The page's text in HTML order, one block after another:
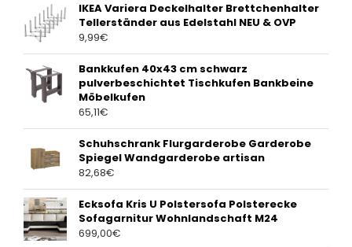
IKEA Variera Deckelhalter Brettchenhalter
Tellerständer aus Edelstahl NEU & OVP
9,99€
Bankkufen 40x43 cm schwarz
pulverbeschichtet Tischkufen Bankbeine
Möbelkufen
65,11€
Schuhschrank Flurgarderobe Garderobe
Spiegel Wandgarderobe artisan
82,68€
Ecksofa Kris U Polstersofa Polsterecke
Sofagarnitur Wohnlandschaft M24
699,00€